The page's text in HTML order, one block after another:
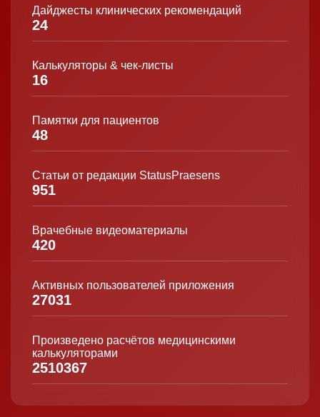
Дайджесты клинических рекомендаций
24
Калькуляторы & чек-листы
16
Памятки для пациентов
48
Статьи от редакции StatusPraesens
951
Врачебные видеоматериалы
420
Активных пользователей приложения
27031
Произведено расчётов медицинскими
калькуляторами
2510367